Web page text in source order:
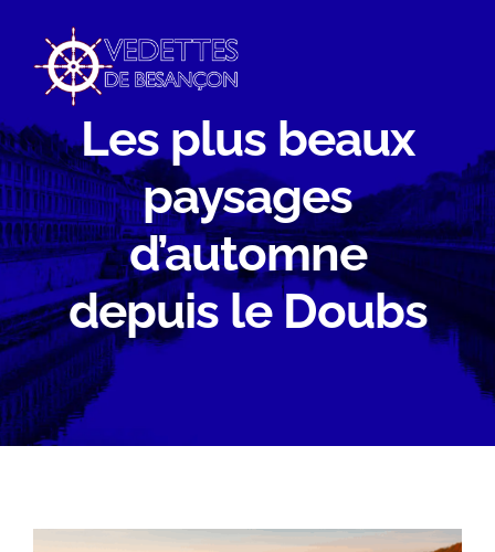
contenu
Les plus beaux
paysages
d’automne
depuis le Doubs